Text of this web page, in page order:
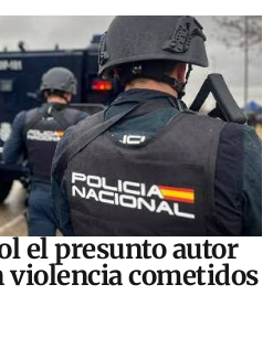
el presunto autor
violencia cometidos